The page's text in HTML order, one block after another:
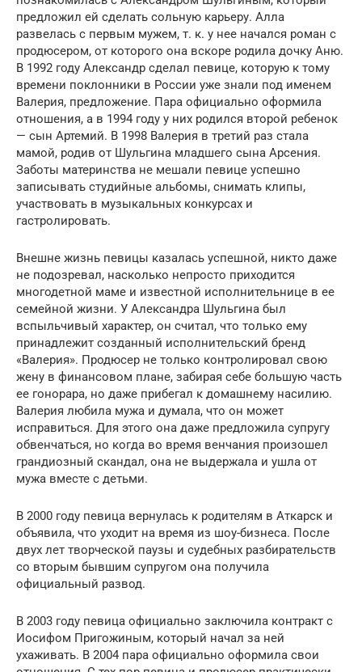
предложил ей сделать сольную карьеру. Алла
развелась с первым мужем, т. к. у нее начался роман с
продюсером, от которого она вскоре родила дочку Аню.
В 1992 году Александр сделал певице, которую к тому
времени поклонники в России уже знали под именем
Валерия, предложение. Пара официально оформила
отношения, а в 1994 году у них родился второй ребенок
— сын Артемий. В 1998 Валерия в третий раз стала
мамой, родив от Шульгина младшего сына Арсения.
Заботы материнства не мешали певице успешно
записывать студийные альбомы, снимать клипы,
участвовать в музыкальных конкурсах и
гастролировать.
Внешне жизнь певицы казалась успешной, никто даже
не подозревал, насколько непросто приходится
многодетной маме и известной исполнительнице в ее
семейной жизни. У Александра Шульгина был
вспыльчивый характер, он считал, что только ему
принадлежит созданный исполнительский бренд
«Валерия». Продюсер не только контролировал свою
жену в финансовом плане, забирая себе большую часть
ее гонорара, но даже прибегал к домашнему насилию.
Валерия любила мужа и думала, что он может
исправиться. Для этого она даже предложила супругу
обвенчаться, но когда во время венчания произошел
грандиозный скандал, она не выдержала и ушла от
мужа вместе с детьми.
В 2000 году певица вернулась к родителям в Аткарск и
объявила, что уходит на время из шоу-бизнеса. После
двух лет творческой паузы и судебных разбирательств
со вторым бывшим супругом она получила
официальный развод.
В 2003 году певица официально заключила контракт с
Иосифом Пригожиным, который начал за ней
ухаживать. В 2004 пара официально оформила свои